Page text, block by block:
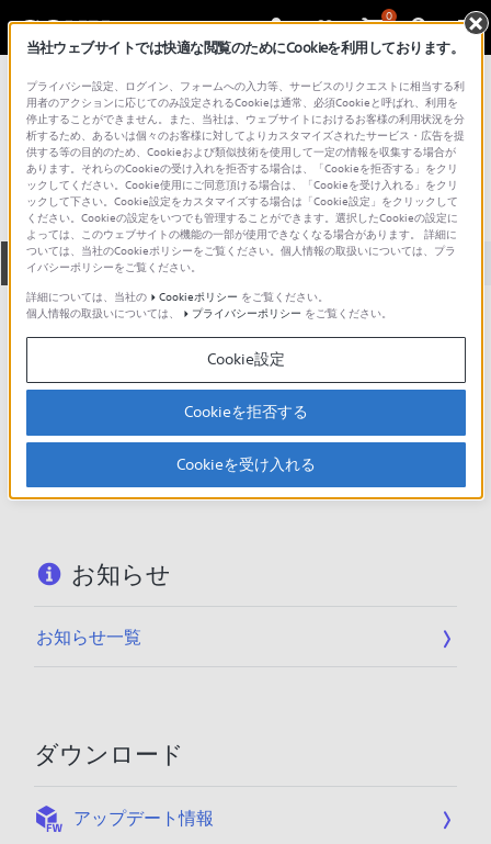
0
総合サポート・お問い合わせ VPC シリーズ
VPCZ21AJB
全て ダウンロード 取扱説明書 Q&A
製品に関する重要なお知らせ
お知らせ
製品に関する重要なお知らせ
重要なお知らせ一覧
お知らせ
お知らせ一覧
ダウンロード
アップデート情報
当社ウェブサイトでは快適な閲覧のためにCookieを利用しております。
プライバシー設定、ログイン、フォームへの入力等、サービスのリクエストに相当する利
用者のアクションに応じてのみ設定されるCookieは通常、必須Cookieと呼ばれ、利用を
停止することができません。また、当社は、ウェブサイトにおけるお客様の利用状況を分
析するため、あるいは個々のお客様に対してよりカスタマイズされたサービス・広告を提
供する等の目的のため、Cookieおよび類似技術を使用して一定の情報を収集する場合が
あります。それらのCookieの受け入れを拒否する場合は、「Cookieを拒否する」をクリ
ックしてください。Cookie使用にご同意頂ける場合は、「Cookieを受け入れる」をクリ
ックして下さい。Cookie設定をカスタマイズする場合は「Cookie設定」をクリックして
ください。Cookieの設定をいつでも管理することができます。選択したCookieの設定に
よっては、このウェブサイトの機能の一部が使用できなくなる場合があります。 詳細に
ついては、当社のCookieポリシーをご覧ください。個人情報の取扱いについては、プラ
イバシーポリシーをご覧ください。
詳細については、当社の
Cookieポリシー をご覧ください。
個人情報の取扱いについては、
プライバシーポリシー をご覧ください。
Cookie設定
Cookieを拒否する
Cookieを受け入れる